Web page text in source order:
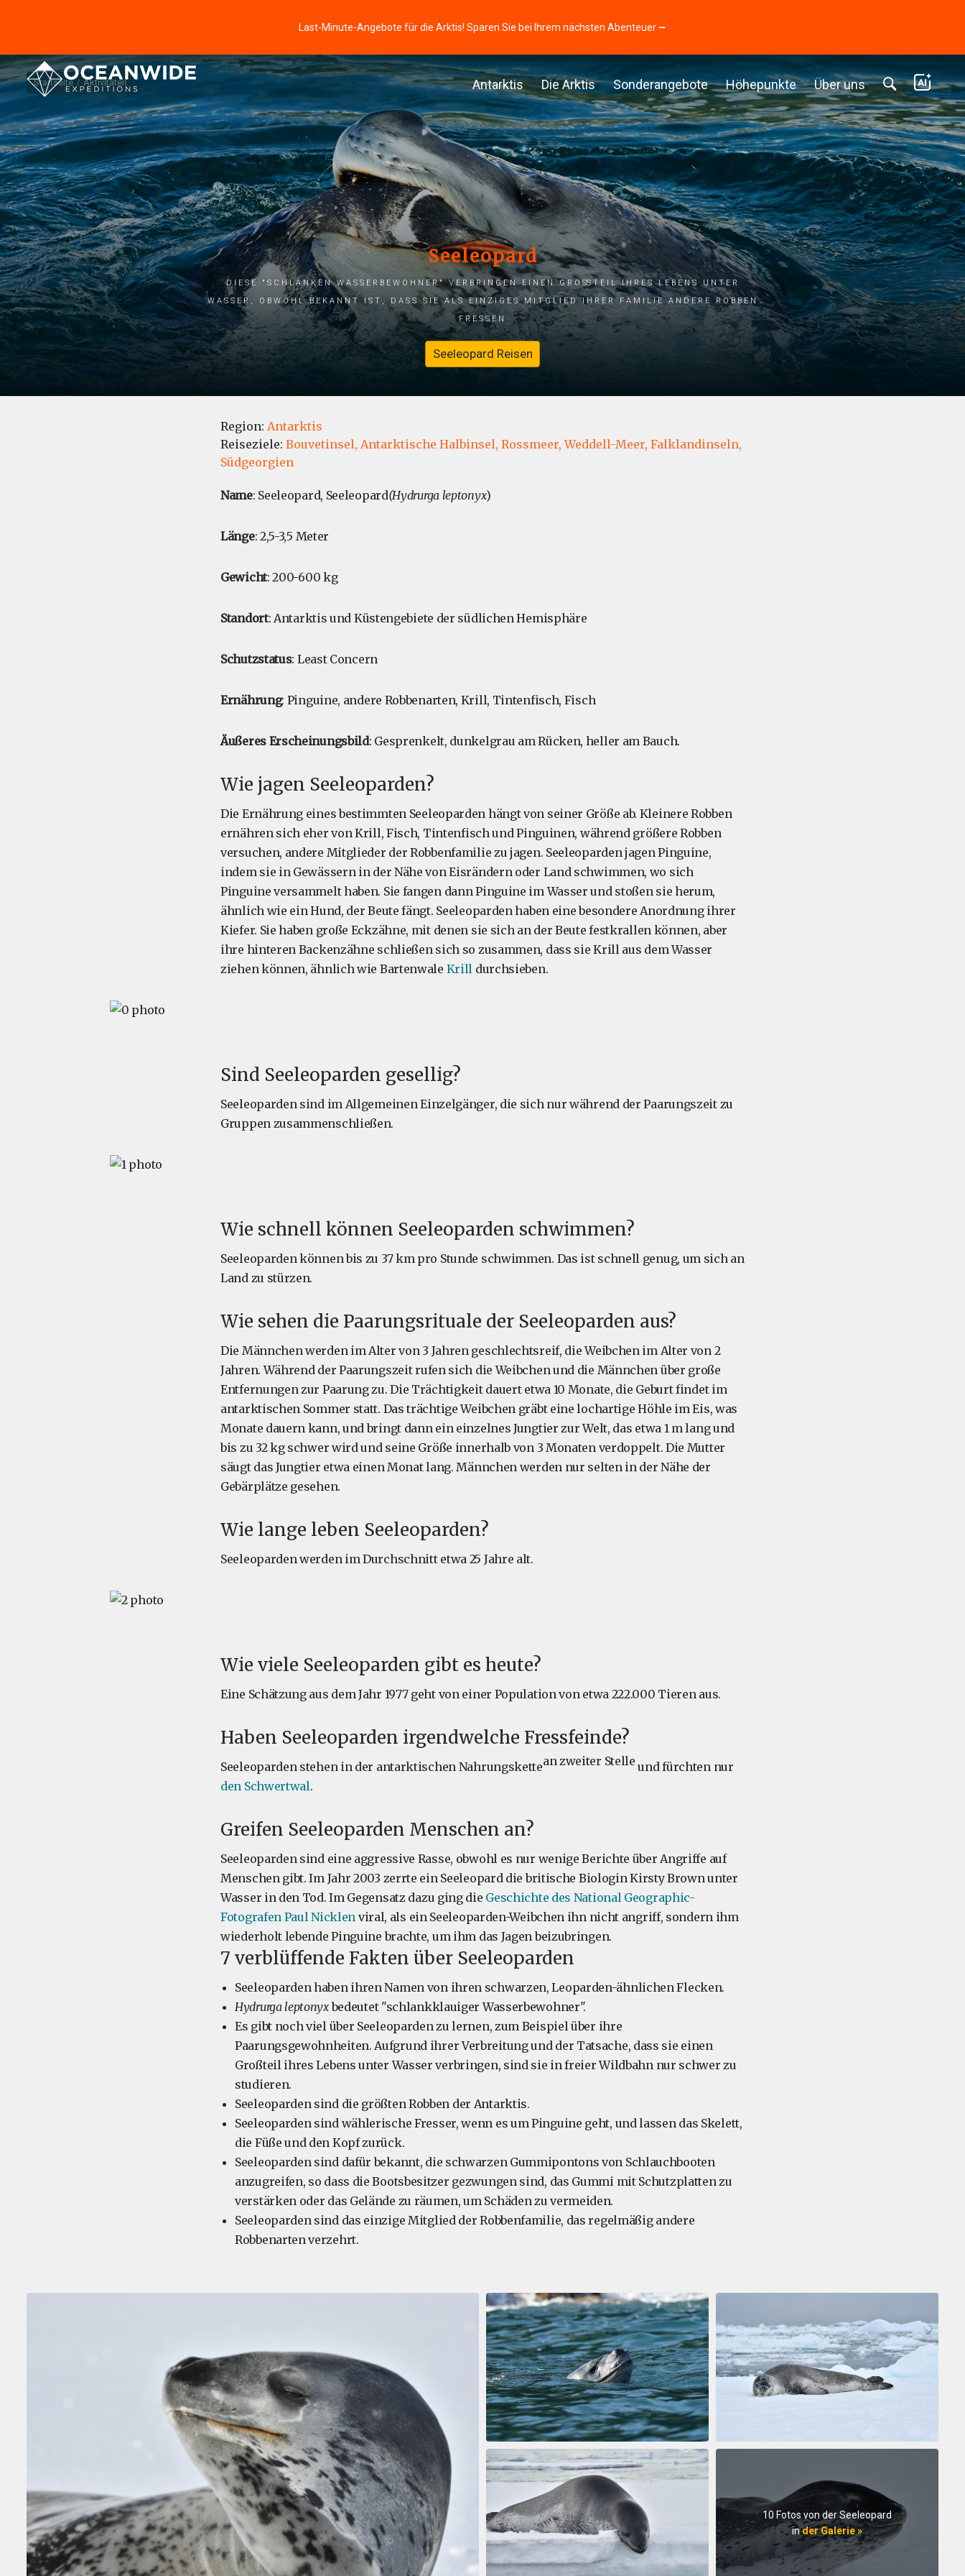
Last-Minute-Angebote für die Arktis! Sparen Sie bei Ihrem nächsten Abenteuer ⭢
Antarktis Die Arktis Sonderangebote Höhepunkte Über uns
Startseite Aktivitäten
Seeleopard
Diese "schlanken Wasserbewohner" verbringen einen Großteil ihres Lebens unter
Wasser, obwohl bekannt ist, dass sie als einziges Mitglied ihrer Familie andere Robben
fressen
Seeleopard Reisen
Region: Antarktis
Reiseziele: Bouvetinsel, Antarktische Halbinsel, Rossmeer, Weddell-Meer, Falklandinseln,
Südgeorgien
Name: Seeleopard, Seeleopard(Hydrurga leptonyx)
Länge: 2,5-3,5 Meter
Gewicht: 200-600 kg
Standort: Antarktis und Küstengebiete der südlichen Hemisphäre
Schutzstatus: Least Concern
Ernährung: Pinguine, andere Robbenarten, Krill, Tintenfisch, Fisch
Äußeres Erscheinungsbild: Gesprenkelt, dunkelgrau am Rücken, heller am Bauch.
Wie jagen Seeleoparden?
Die Ernährung eines bestimmten Seeleoparden hängt von seiner Größe ab. Kleinere Robben
ernähren sich eher von Krill, Fisch, Tintenfisch und Pinguinen, während größere Robben
versuchen, andere Mitglieder der Robbenfamilie zu jagen. Seeleoparden jagen Pinguine,
indem sie in Gewässern in der Nähe von Eisrändern oder Land schwimmen, wo sich
Pinguine versammelt haben. Sie fangen dann Pinguine im Wasser und stoßen sie herum,
ähnlich wie ein Hund, der Beute fängt. Seeleoparden haben eine besondere Anordnung ihrer
Kiefer. Sie haben große Eckzähne, mit denen sie sich an der Beute festkrallen können, aber
ihre hinteren Backenzähne schließen sich so zusammen, dass sie Krill aus dem Wasser
ziehen können, ähnlich wie Bartenwale Krill durchsieben.
Sind Seeleoparden gesellig?
Seeleoparden sind im Allgemeinen Einzelgänger, die sich nur während der Paarungszeit zu
Gruppen zusammenschließen.
Wie schnell können Seeleoparden schwimmen?
Seeleoparden können bis zu 37 km pro Stunde schwimmen. Das ist schnell genug, um sich an
Land zu stürzen.
Wie sehen die Paarungsrituale der Seeleoparden aus?
Die Männchen werden im Alter von 3 Jahren geschlechtsreif, die Weibchen im Alter von 2
Jahren. Während der Paarungszeit rufen sich die Weibchen und die Männchen über große
Entfernungen zur Paarung zu. Die Trächtigkeit dauert etwa 10 Monate, die Geburt findet im
antarktischen Sommer statt. Das trächtige Weibchen gräbt eine lochartige Höhle im Eis, was
Monate dauern kann, und bringt dann ein einzelnes Jungtier zur Welt, das etwa 1 m lang und
bis zu 32 kg schwer wird und seine Größe innerhalb von 3 Monaten verdoppelt. Die Mutter
säugt das Jungtier etwa einen Monat lang. Männchen werden nur selten in der Nähe der
Gebärplätze gesehen.
Wie lange leben Seeleoparden?
Seeleoparden werden im Durchschnitt etwa 25 Jahre alt.
Wie viele Seeleoparden gibt es heute?
Eine Schätzung aus dem Jahr 1977 geht von einer Population von etwa 222.000 Tieren aus.
Haben Seeleoparden irgendwelche Fressfeinde?
Seeleoparden stehen in der antarktischen Nahrungskettean zweiter Stelle und fürchten nur
den Schwertwal.
Greifen Seeleoparden Menschen an?
Seeleoparden sind eine aggressive Rasse, obwohl es nur wenige Berichte über Angriffe auf
Menschen gibt. Im Jahr 2003 zerrte ein Seeleopard die britische Biologin Kirsty Brown unter
Wasser in den Tod. Im Gegensatz dazu ging die Geschichte des National Geographic-
Fotografen Paul Nicklen viral, als ein Seeleoparden-Weibchen ihn nicht angriff, sondern ihm
wiederholt lebende Pinguine brachte, um ihm das Jagen beizubringen.
7 verblüffende Fakten über Seeleoparden
Seeleoparden haben ihren Namen von ihren schwarzen, Leoparden-ähnlichen Flecken.
Hydrurga leptonyxbedeutet "schlankklauiger Wasserbewohner".
Es gibt noch viel über Seeleoparden zu lernen, zum Beispiel über ihre
Paarungsgewohnheiten. Aufgrund ihrer Verbreitung und der Tatsache, dass sie einen
Großteil ihres Lebens unter Wasser verbringen, sind sie in freier Wildbahn nur schwer zu
studieren.
Seeleoparden sind die größten Robben der Antarktis.
Seeleoparden sind wählerische Fresser, wenn es um Pinguine geht, und lassen das Skelett,
die Füße und den Kopf zurück.
Seeleoparden sind dafür bekannt, die schwarzen Gummipontons von Schlauchbooten
anzugreifen, so dass die Bootsbesitzer gezwungen sind, das Gummi mit Schutzplatten zu
verstärken oder das Gelände zu räumen, um Schäden zu vermeiden.
Seeleoparden sind das einzige Mitglied der Robbenfamilie, das regelmäßig andere
Robbenarten verzehrt.
10 Fotos von der Seeleopard
inder Galerie »